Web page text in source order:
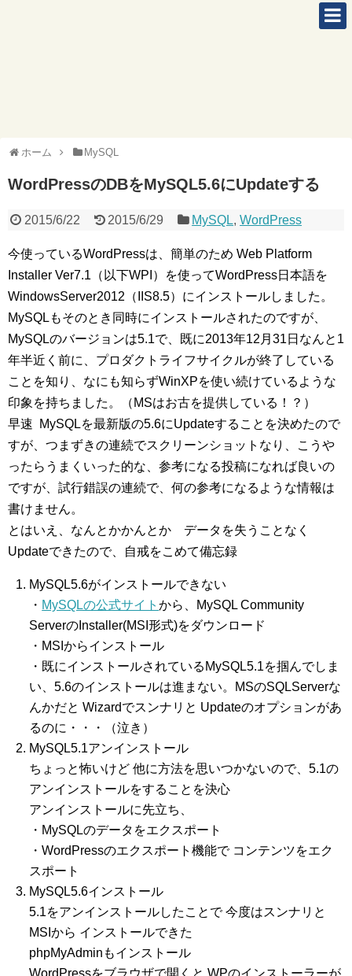
ホーム MySQL
WordPressのDBをMySQL5.6にUpdateする
2015/6/22 2015/6/29 MySQL,WordPress
今使っているWordPressは、簡単のため Web Platform
Installer Ver7.1（以下WPI）を使ってWordPress日本語を
WindowsServer2012（IIS8.5）にインストールしました。
MySQLもそのとき同時にインストールされたのですが、
MySQLのバージョンは5.1で、既に2013年12月31日なんと1
年半近く前に、プロダクトライフサイクルが終了している
ことを知り、なにも知らずWinXPを使い続けているような
印象を持ちました。（MSはお古を提供している！？）
早速 MySQLを最新版の5.6にUpdateすることを決めたので
すが、つまずきの連続でスクリーンショットなり、こうや
ったらうまくいった的な、参考になる投稿になれば良いの
ですが、試行錯誤の連続で、何の参考になるような情報は
書けません。
とはいえ、なんとかかんとか データを失うことなく
Updateできたので、自戒をこめて備忘録
MySQL5.6がインストールできない
・ MySQLの公式サイトから、MySQL Community
ServerのInstaller(MSI形式)をダウンロード
・MSIからインストール
・既にインストールされているMySQL5.1を掴んでしま
い、5.6のインストールは進まない。MSのSQLServerな
んかだと Wizardでスンナリと Updateのオプションがあ
るのに・・・（泣き）
MySQL5.1アンインストール
ちょっと怖いけど 他に方法を思いつかないので、5.1の
アンインストールをすることを決心
アンインストールに先立ち、
・MySQLのデータをエクスポート
・WordPressのエクスポート機能で コンテンツをエク
スポート
MySQL5.6インストール
5.1をアンインストールしたことで 今度はスンナリと
MSIから インストールできた
phpMyAdminもインストール
WordPressをブラウザで開くと WPのインストーラーが